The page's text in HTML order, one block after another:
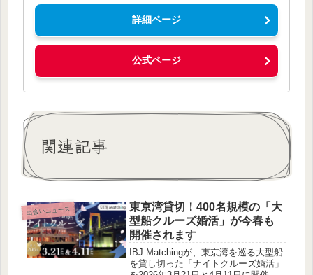
詳細ページ
公式ページ
関連記事
出会いニュース
東京湾貸切！400名規模の「大
型船クルーズ婚活」が今春も
開催されます
IBJ Matchingが、東京湾を巡る大型船
を貸し切った「ナイトクルーズ婚活」